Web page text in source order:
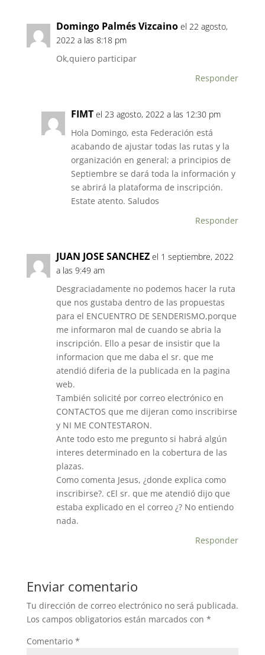
Domingo Palmés Vizcaino el 22 agosto,
2022 a las 8:18 pm
Ok,quiero participar
Responder
FIMT el 23 agosto, 2022 a las 12:30 pm
Hola Domingo, esta Federación está
acabando de ajustar todas las rutas y la
organización en general; a principios de
Septiembre se dará toda la información y
se abrirá la plataforma de inscripción.
Estate atento. Saludos
Responder
JUAN JOSE SANCHEZ el 1 septiembre, 2022
a las 9:49 am
Desgraciadamente no podemos hacer la ruta
que nos gustaba dentro de las propuestas
para el ENCUENTRO DE SENDERISMO,porque
me informaron mal de cuando se abria la
inscripción. Ello a pesar de insistir que la
informacion que me daba el sr. que me
atendió diferia de la publicada en la pagina
web.
También solicité por correo electrónico en
CONTACTOS que me dijeran como inscribirse
y NI ME CONTESTARON.
Ante todo esto me pregunto si habrá algún
interes determinado en la cobertura de las
plazas.
Como comenta Jesus, ¿donde explica como
inscribirse?. cEl sr. que me atendió dijo que
estaba explicado en el correo ¿? No entiendo
nada.
Responder
Enviar comentario
Tu dirección de correo electrónico no será publicada.
Los campos obligatorios están marcados con *
Comentario *